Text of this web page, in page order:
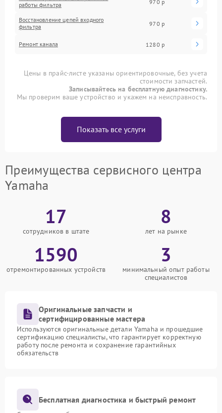
работы фильтра
970 р
Восстановление цепей входного
фильтра
970 р
Ремонт канала 1280 р
Цены в прайс-листе указаны ориентировочные, без учета
стоимости запчастей.
Записывайтесь на бесплатную диагностику.
Мы проверим ваше устройство и укажем на неисправность.
Показать все услуги
Преимущества сервисного центра
Yamaha
17
сотрудников в штате
8
лет на рынке
1590
отремонтированных устройств
3
минимальный опыт работы
специалистов
Оригинальные запчасти и
сертифицированные мастера
Используются оригинальные детали Yamaha и прошедшие
сертификацию специалисты, что гарантирует корректную
работу после ремонта и сохранение гарантийных
обязательств
Бесплатная диагностика и быстрый ремонт